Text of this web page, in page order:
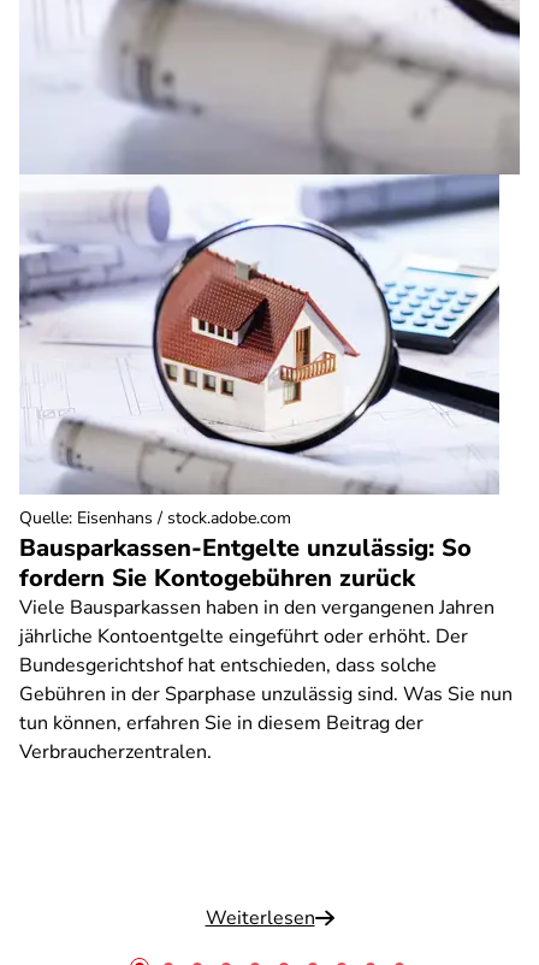
Bausparkassen-Entgelte unzulässig: So
fordern Sie Kontogebühren zurück
Viele Bausparkassen haben in den vergangenen Jahren
jährliche Kontoentgelte eingeführt oder erhöht. Der
Bundesgerichtshof hat entschieden, dass solche
Gebühren in der Sparphase unzulässig sind. Was Sie nun
tun können, erfahren Sie in diesem Beitrag der
Verbraucherzentralen.
Weiterlesen
Quelle: Eisenhans / stock.adobe.com